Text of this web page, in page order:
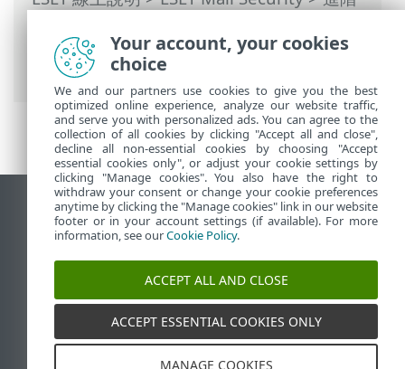
防護>暴力密碼破解攻擊防護> 暴力密碼破
解攻擊防護規則
檢視桌面網站
End of Life
ESET 知識庫
ESET Status Portal
地區設定
Your account, your cookies
choice
We and our partners use cookies to give you the best
optimized online experience, analyze our website traffic,
and serve you with personalized ads. You can agree to the
collection of all cookies by clicking "Accept all and close",
decline all non-essential cookies by choosing "Accept
essential cookies only", or adjust your cookie settings by
clicking "Manage cookies". You also have the right to
withdraw your consent or change your cookie preferences
anytime by clicking the "Manage cookies" link in our website
footer or in your account settings (if available). For more
information, see ourCookie Policy.
ACCEPT ALL AND CLOSE
ACCEPT ESSENTIAL COOKIES ONLY
MANAGE COOKIES